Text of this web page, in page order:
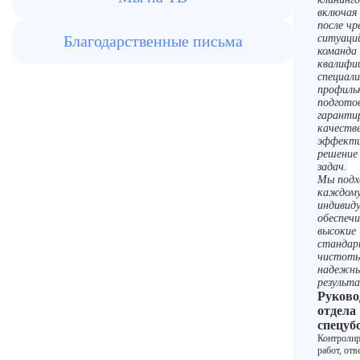
Благодарственные письма
включая
после
команда
задач.
Мы
высокие
отдела
работ,